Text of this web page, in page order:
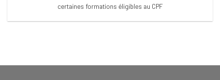
certaines formations éligibles au CPF